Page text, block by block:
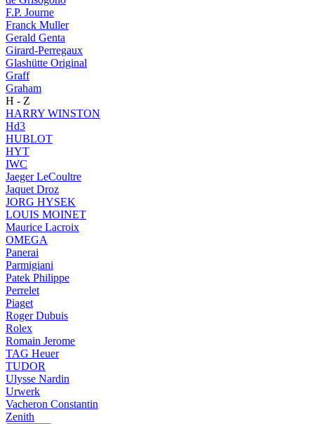
F.P. Journe
Franck Muller
Gerald Genta
Girard-Perregaux
Glashütte Original
Graff
Graham
H - Z
HARRY WINSTON
Hd3
HUBLOT
HYT
IWC
Jaeger LeCoultre
Jaquet Droz
JORG HYSEK
LOUIS MOINET
Maurice Lacroix
OMEGA
Panerai
Parmigiani
Patek Philippe
Perrelet
Piaget
Roger Dubuis
Rolex
Romain Jerome
TAG Heuer
TUDOR
Ulysse Nardin
Urwerk
Vacheron Constantin
Zenith